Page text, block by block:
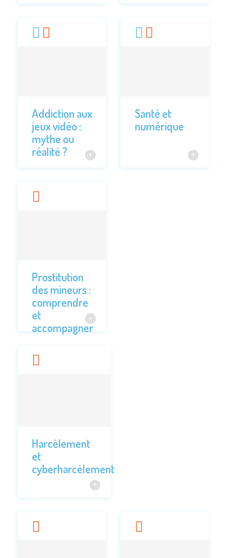
Addiction aux
jeux vidéo :
mythe ou
réalité ?
Santé et
numérique
Prostitution
des mineurs :
comprendre
et
accompagner
Harcèlement
et
cyberharcèlement